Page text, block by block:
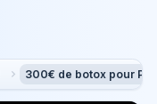
300€ de botox pour